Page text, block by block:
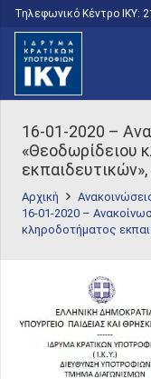
Τηλεφωνικό Κέντρο IKY:
16-01-2020 –
«Θεοδωρίδειου
Αρχική
16-01-2020 –
κληροδοτήματος